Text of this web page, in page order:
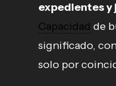
expedientes
Capacidad de
significado,
solo por